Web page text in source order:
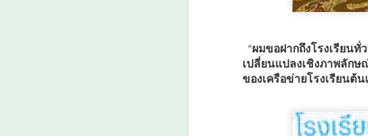
“ผมขอฝากถึงโรงเรียน
เปลี่ยนแปลงเชิงภาพลัก
ของเครือข่ายโรงเรียนต้
6